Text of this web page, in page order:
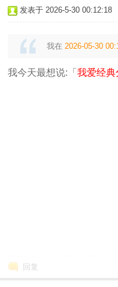
发表于 2026-5-30 00:12:18
我在 2026-05-30
我今天最想说:「 我爱经典
回复